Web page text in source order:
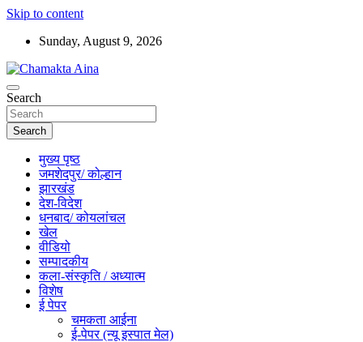
Skip to content
Sunday, August 9, 2026
Chamakta Aina
Hindi News Paper – Jharkhand
Search
Search
मुख्य पृष्ठ
जमशेदपुर/ कोल्हान
झारखंड
देश-विदेश
धनबाद/ कोयलांचल
खेल
वीडियो
सम्पादकीय
कला-संस्कृति / अध्यात्म
विशेष
ई पेपर
चमकता आईना
ई-पेपर (न्यू इस्पात मेल)